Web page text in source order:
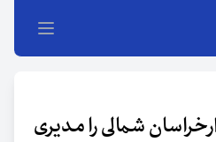
شمالی را مدیری